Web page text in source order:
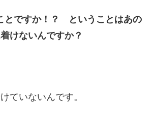
ですか！？ ということはあの
けないんですか？
ていないんです。